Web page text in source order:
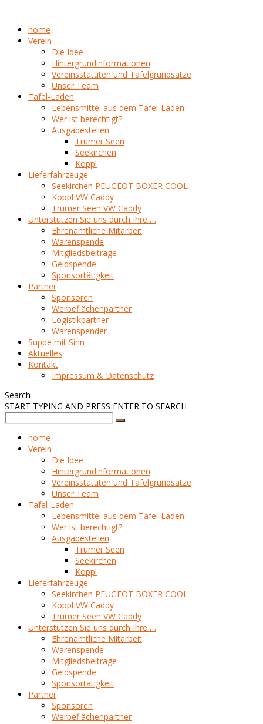
home
Verein
Die Idee
Hintergrundinformationen
Vereinsstatuten und Tafelgrundsätze
Unser Team
Tafel-Laden
Lebensmittel aus dem Tafel-Laden
Wer ist berechtigt?
Ausgabestellen
Trumer Seen
Seekirchen
Koppl
Lieferfahrzeuge
Seekirchen PEUGEOT BOXER COOL
Koppl VW Caddy
Trumer Seen VW Caddy
Unterstützen Sie uns durch Ihre …
Ehrenamtliche Mitarbeit
Warenspende
Mitgliedsbeiträge
Geldspende
Sponsortätigkeit
Partner
Sponsoren
Werbeflächenpartner
Logistikpartner
Warenspender
Suppe mit Sinn
Aktuelles
Kontakt
Impressum & Datenschutz
Search
START TYPING AND PRESS ENTER TO SEARCH
home
Verein
Die Idee
Hintergrundinformationen
Vereinsstatuten und Tafelgrundsätze
Unser Team
Tafel-Laden
Lebensmittel aus dem Tafel-Laden
Wer ist berechtigt?
Ausgabestellen
Trumer Seen
Seekirchen
Koppl
Lieferfahrzeuge
Seekirchen PEUGEOT BOXER COOL
Koppl VW Caddy
Trumer Seen VW Caddy
Unterstützen Sie uns durch Ihre …
Ehrenamtliche Mitarbeit
Warenspende
Mitgliedsbeiträge
Geldspende
Sponsortätigkeit
Partner
Sponsoren
Werbeflächenpartner